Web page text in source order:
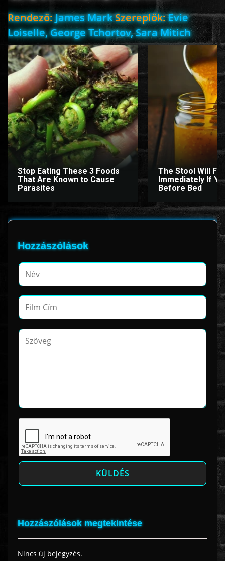
ÉLŐ ADÁSOK (LIVE)
SOROZAT
KARÁCSONYI FILMEK
PC-GAME
www.onlinefilmvilag2.eu,Copyright © 2017-2026 Az oldal nem tárol
semmilyen jogsértő tartalmat. Minden adat külső forrásból származik |
Frissítve: 2026.07.27|Fel ↑
Rendező:James MarkSzereplők:Evie
Loiselle, George Tchortov, Sara Mitich
Stop Eating These 3 Foods
That Are Known to Cause
Parasites
The Stool Will Fly
Immediately If
Before Bed
Hozzászólások
Hozzászólások megtekintése
Nincs új bejegyzés.